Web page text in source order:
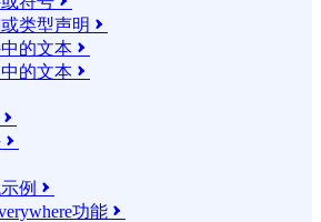
类型声明 
的文本 
的文本 


例 
功能 